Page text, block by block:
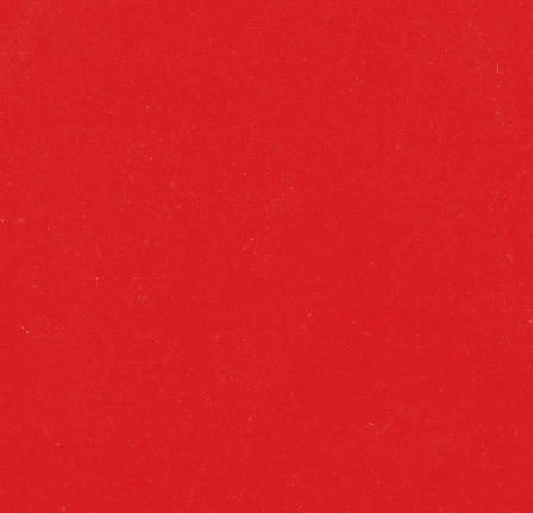
He aquí la nueva cerveza de Cruzcampo, con
tremendo sabor y la mitad de alcohol.
Perfecta para cuando el cuerpo te pide
mucho lirili (tremendo planazo) y la mitad
de lerele (mañana a primera en pie).
Está tremenda.
Aroma, y sabor intenso con gran
personalidad y cuerpo gracias a la
innovadora levadura usaba en su
elaboración.
Alcohol: 2,4% vol., la mitad de alcohol que
Cruzcampo Pilsen 4,8% vol.